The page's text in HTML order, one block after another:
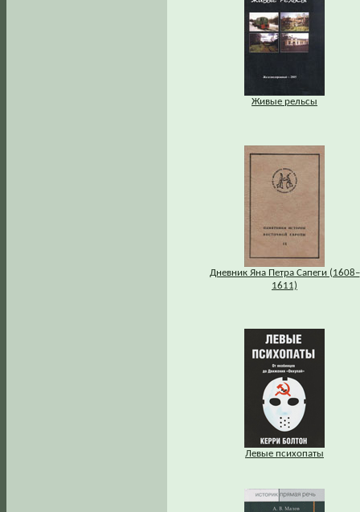
Живые рельсы
Дневник Яна Петра Сапеги (1608–
1611)
Левые психопаты